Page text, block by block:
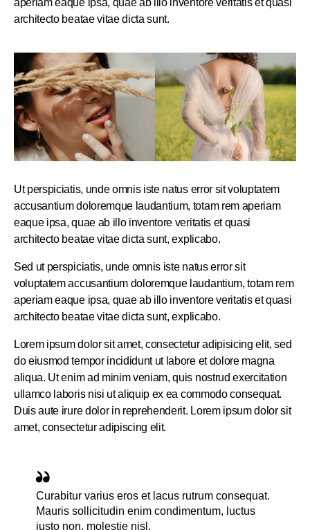
aperiam eaque ipsa, quae ab illo inventore veritatis et quasi
architecto beatae vitae dicta sunt.
Ut perspiciatis, unde omnis iste natus error sit voluptatem
accusantium doloremque laudantium, totam rem aperiam
eaque ipsa, quae ab illo inventore veritatis et quasi
architecto beatae vitae dicta sunt, explicabo.
Sed ut perspiciatis, unde omnis iste natus error sit
voluptatem accusantium doloremque laudantium, totam rem
aperiam eaque ipsa, quae ab illo inventore veritatis et quasi
architecto beatae vitae dicta sunt, explicabo.
Lorem ipsum dolor sit amet, consectetur adipisicing elit, sed
do eiusmod tempor incididunt ut labore et dolore magna
aliqua. Ut enim ad minim veniam, quis nostrud exercitation
ullamco laboris nisi ut aliquip ex ea commodo consequat.
Duis aute irure dolor in reprehenderit. Lorem ipsum dolor sit
amet, consectetur adipiscing elit.
Curabitur varius eros et lacus rutrum consequat.
Mauris sollicitudin enim condimentum, luctus
justo non, molestie nisl.